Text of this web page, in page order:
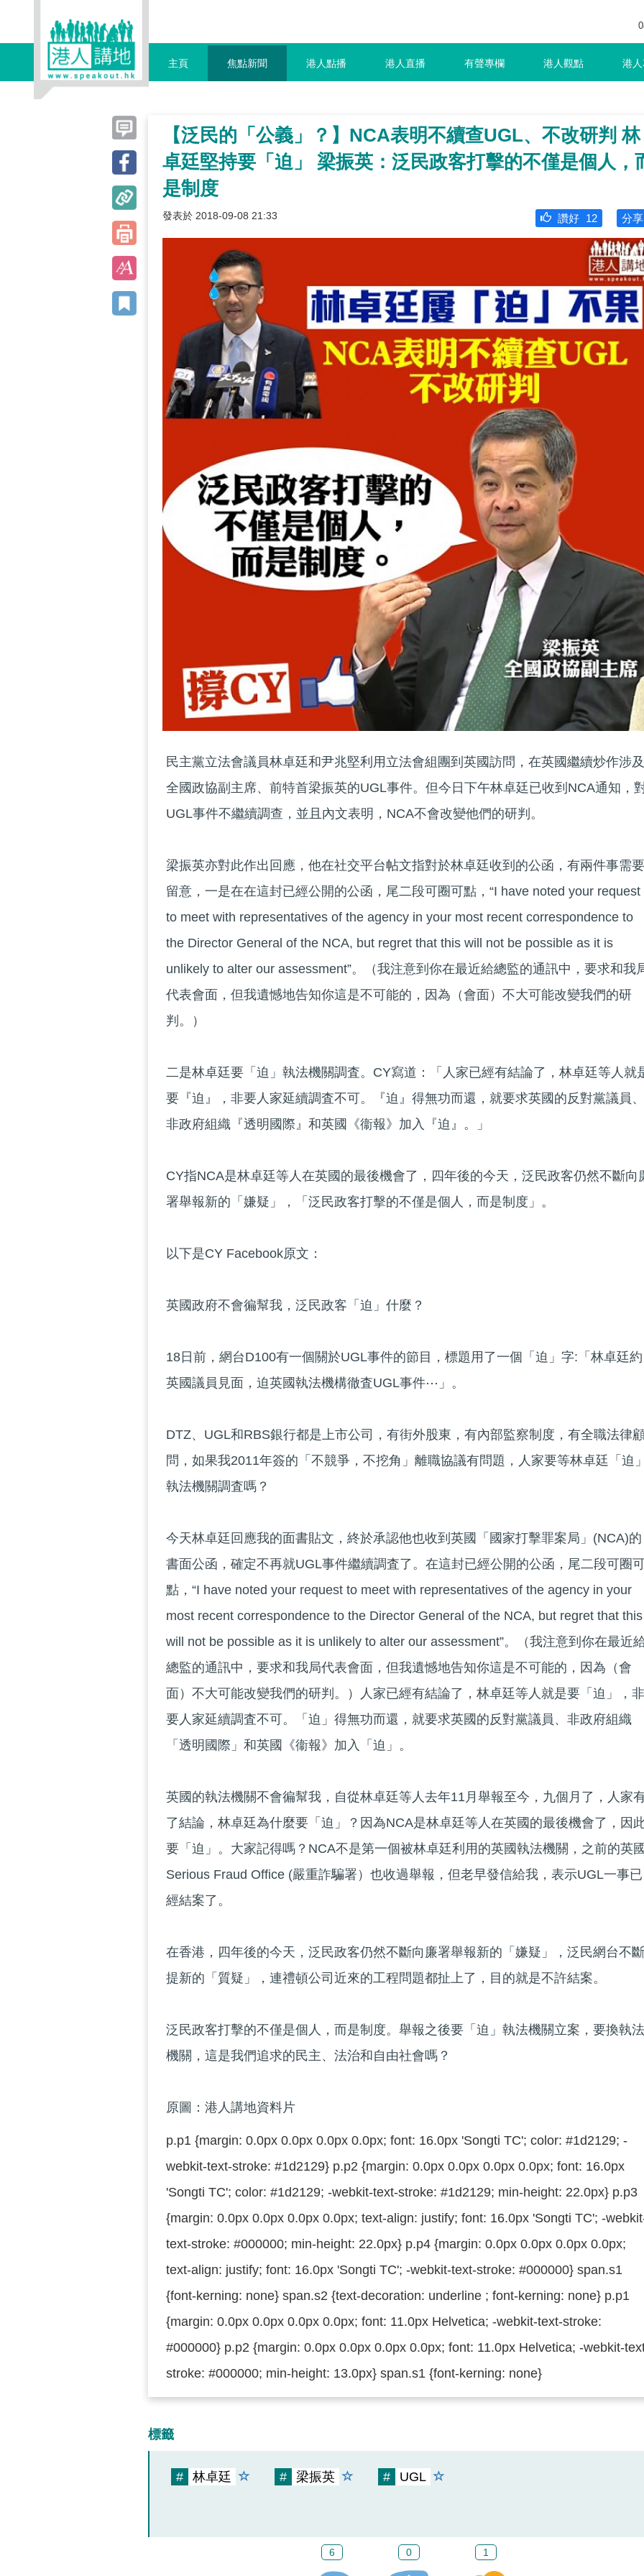
主頁 焦點新聞 港人點播 港人直播 有聲專欄 港人觀點 港
【泛民的「公義」？】NCA表明不續查UGL、不改研判 林
卓廷堅持要「迫」 梁振英：泛民政客打擊的不僅是個人，
是制度
發表於 2018-09-08 21:33 分享
讚好 12
民主黨立法會議員林卓廷和尹兆堅利用立法會組團到英國訪問，在英國繼續炒作涉及
全國政協副主席、前特首梁振英的UGL事件。但今日下午林卓廷已收到NCA通知，
UGL事件不繼續調查，並且內文表明，NCA不會改變他們的研判。
梁振英亦對此作出回應，他在社交平台帖文指對於林卓廷收到的公函，有兩件事需要
留意，一是在在這封已經公開的公函，尾二段可圈可點，“I have noted your request
to meet with representatives of the agency in your most recent correspondence to
the Director General of the NCA, but regret that this will not be possible as it is
unlikely to alter our assessment”。（我注意到你在最近給總監的通訊中，要求和我
代表會面，但我遺憾地告知你這是不可能的，因為（會面）不大可能改變我們的研
判。）
二是林卓廷要「迫」執法機關調査。CY寫道：「人家已經有結論了，林卓廷等人就
要『迫』，非要人家延續調査不可。『迫』得無功而還，就要求英國的反對黨議員、
非政府組織『透明國際』和英國《衞報》加入『迫』。」
CY指NCA是林卓廷等人在英國的最後機會了，四年後的今天，泛民政客仍然不斷向
署舉報新的「嫌疑」，「泛民政客打擊的不僅是個人，而是制度」。
以下是CY Facebook原文：
英國政府不會徧幫我，泛民政客「迫」什麼？
18日前，網台D100有一個關於UGL事件的節目，標題用了一個「迫」字:「林卓廷約
英國議員見面，迫英國執法機構徹査UGL事件⋯」。
DTZ、UGL和RBS銀行都是上市公司，有街外股東，有內部監察制度，有全職法律
問，如果我2011年簽的「不競爭，不挖角」離職協議有問題，人家要等林卓廷「迫
執法機關調査嗎？
今天林卓廷回應我的面書貼文，終於承認他也收到英國「國家打擊罪案局」(NCA)的
書面公函，確定不再就UGL事件繼續調査了。在這封已經公開的公函，尾二段可圈
點，“I have noted your request to meet with representatives of the agency in your
most recent correspondence to the Director General of the NCA, but regret that this
will not be possible as it is unlikely to alter our assessment”。（我注意到你在最近
總監的通訊中，要求和我局代表會面，但我遺憾地告知你這是不可能的，因為（會
面）不大可能改變我們的研判。）人家已經有結論了，林卓廷等人就是要「迫」，非
要人家延續調査不可。「迫」得無功而還，就要求英國的反對黨議員、非政府組織
「透明國際」和英國《衞報》加入「迫」。
英國的執法機關不會徧幫我，自從林卓廷等人去年11月舉報至今，九個月了，人家
了結論，林卓廷為什麼要「迫」？因為NCA是林卓廷等人在英國的最後機會了，因
要「迫」。大家記得嗎？NCA不是第一個被林卓廷利用的英國執法機關，之前的英
Serious Fraud Office (嚴重詐騙署）也收過舉報，但老早發信給我，表示UGL一事已
經結案了。
在香港，四年後的今天，泛民政客仍然不斷向廉署舉報新的「嫌疑」，泛民網台不斷
提新的「質疑」，連禮頓公司近來的工程問題都扯上了，目的就是不許結案。
泛民政客打擊的不僅是個人，而是制度。舉報之後要「迫」執法機關立案，要換執法
機關，這是我們追求的民主、法治和自由社會嗎？
原圖：港人講地資料片
p.p1 {margin: 0.0px 0.0px 0.0px 0.0px; font: 16.0px 'Songti TC'; color: #1d2129; -
webkit-text-stroke: #1d2129} p.p2 {margin: 0.0px 0.0px 0.0px 0.0px; font: 16.0px
'Songti TC'; color: #1d2129; -webkit-text-stroke: #1d2129; min-height: 22.0px} p.p3
{margin: 0.0px 0.0px 0.0px 0.0px; text-align: justify; font: 16.0px 'Songti TC'; -
text-stroke: #000000; min-height: 22.0px} p.p4 {margin: 0.0px 0.0px 0.0px 0.0px;
text-align: justify; font: 16.0px 'Songti TC'; -webkit-text-stroke: #000000} span.s1
{font-kerning: none} span.s2 {text-decoration: underline ; font-kerning: none} p.p1
{margin: 0.0px 0.0px 0.0px 0.0px; font: 11.0px Helvetica; -webkit-text-stroke:
#000000} p.p2 {margin: 0.0px 0.0px 0.0px 0.0px; font: 11.0px Helvetica; -webkit-
stroke: #000000; min-height: 13.0px} span.s1 {font-kerning: none}
標籤
# 林卓廷 # 梁振英 # UGL
6 0 1